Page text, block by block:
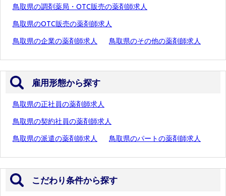
鳥取県の調剤薬局・OTC販売の薬剤師求人
鳥取県のOTC販売の薬剤師求人
鳥取県の企業の薬剤師求人 鳥取県のその他の薬剤師求人
雇用形態から探す
鳥取県の正社員の薬剤師求人
鳥取県の契約社員の薬剤師求人
鳥取県の派遣の薬剤師求人 鳥取県のパートの薬剤師求人
こだわり条件から探す